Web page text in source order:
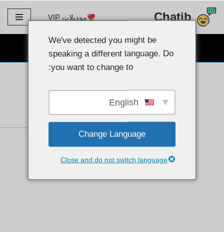
تخطى
Chatib موديلات VIP
دردشة كاميرا ويب مجانية
We've detected you might be
speaking a different language. Do
you want to change to:
Change Language
Close and do not switch language